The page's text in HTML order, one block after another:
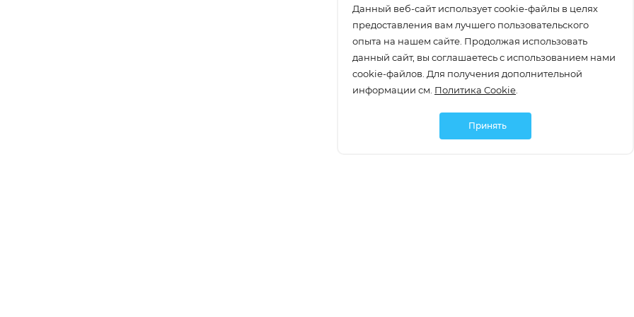
Данный веб-сайт использует cookie-файлы в целях
предоставления вам лучшего пользовательского
опыта на нашем сайте. Продолжая использовать
данный сайт, вы соглашаетесь с использованием нами
cookie-файлов. Для получения дополнительной
информации см. Политика Cookie
Принять